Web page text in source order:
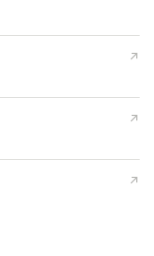
↗
↗
↗